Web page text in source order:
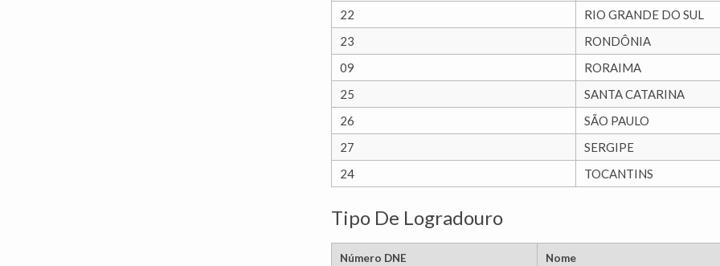
22
RIO GRANDE DO SUL
23
RONDÔNIA
09
RORAIMA
25
SANTA CATARINA
26
SÃO PAULO
27
SERGIPE
24
TOCANTINS
Tipo De Logradouro
Número DNE Nome